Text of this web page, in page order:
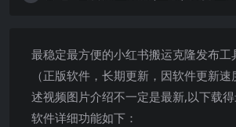
最稳定最方便的小红书搬运克隆发布工
（正版软件，长期更新，因软件更新
述视频图片介绍不一定是最新,以下载
软件详细功能如下：